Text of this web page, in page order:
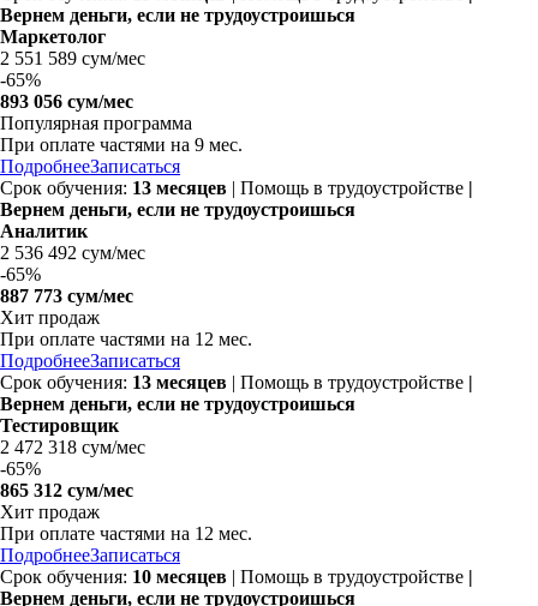
Вернем деньги, если не трудоустроишься
Маркетолог
2 551 589 сум/мес
-65%
893 056 сум/мес
Популярная программа
При оплате частями на 9 мес.
ПодробнееЗаписаться
Срок обучения: 13 месяцев | Помощь в трудоустройстве |
Вернем деньги, если не трудоустроишься
Аналитик
2 536 492 сум/мес
-65%
887 773 сум/мес
Хит продаж
При оплате частями на 12 мес.
ПодробнееЗаписаться
Срок обучения: 13 месяцев | Помощь в трудоустройстве |
Вернем деньги, если не трудоустроишься
Тестировщик
2 472 318 сум/мес
-65%
865 312 сум/мес
Хит продаж
При оплате частями на 12 мес.
ПодробнееЗаписаться
Срок обучения: 10 месяцев | Помощь в трудоустройстве |
Вернем деньги, если не трудоустроишься